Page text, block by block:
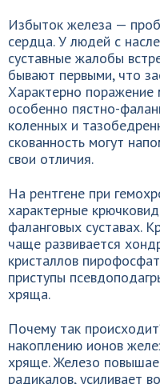
Избыток железа —
сердца. У людей с
суставные жалобы
бывают первыми, что
Характерно поражение
особенно пястно-
коленных и
скованность могут
свои отличия.
На рентгене при
характерные
фаланговых суставах.
чаще развивается
кристаллов
приступы
хряща.
Почему так
накоплению ионов
хряще. Железо
радикалов, усиливает